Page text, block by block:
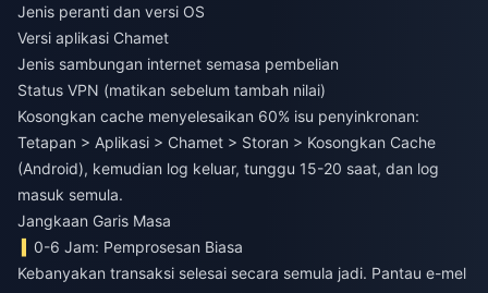
Jenis peranti dan versi OS
Versi aplikasi Chamet
Jenis sambungan internet semasa pembelian
Status VPN (matikan sebelum tambah nilai)
Kosongkan cache menyelesaikan 60% isu penyinkronan:
Tetapan > Aplikasi > Chamet > Storan > Kosongkan Cache
(Android), kemudian log keluar, tunggu 15-20 saat, dan log
masuk semula.
Jangkaan Garis Masa
0-6 Jam: Pemprosesan Biasa
Kebanyakan transaksi selesai secara semula jadi. Pantau e-mel